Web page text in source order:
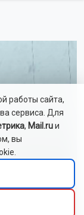
работы сайта,
сервиса. Для
, Mail.ruи
вы